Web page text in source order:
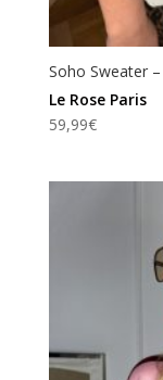
Soho Sweater
Le Rose Paris
59,99€